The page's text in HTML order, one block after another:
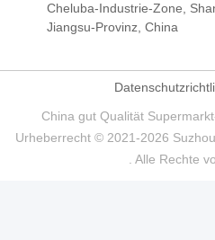
Cheluba-Industrie-Zone,
Jiangsu-Provinz, China
China gut Qualität
Urheberrecht © 2021-2026
. Alle Rechte